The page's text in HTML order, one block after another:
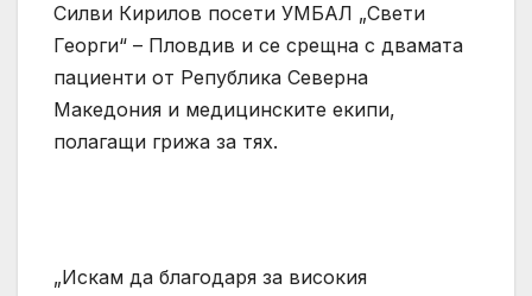
Силви Кирилов посети УМБАЛ „Свети
Георги“ – Пловдив и се срещна с двамата
пациенти от Република Северна
Македония и медицинските екипи,
полагащи грижа за тях.
„Искам да благодаря за високия